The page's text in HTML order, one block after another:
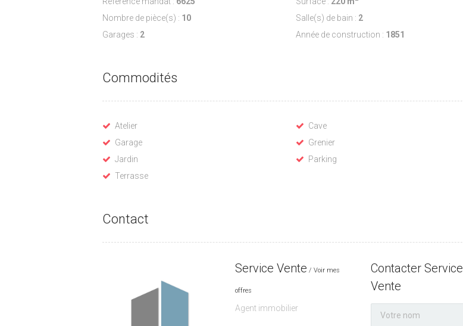
Nombre de pièce(s) : 10 Salle(s) de bain : 2
Garages : 2 Année de construction : 1851
Commodités
Atelier
Cave
Garage
Grenier
Jardin
Parking
Terrasse
Contact
Service Vente Voir mes
offres
Agent immobilier
Contacter Service
Vente